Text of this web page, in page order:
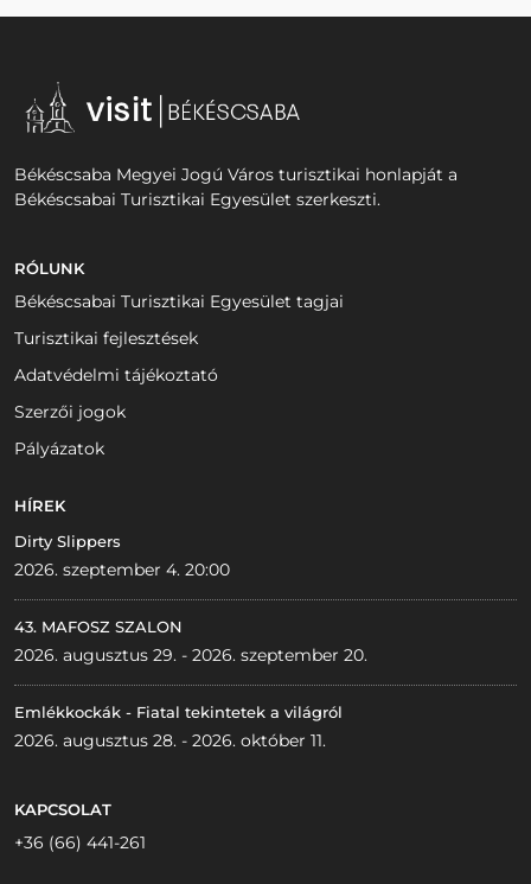
Békéscsaba Megyei Jogú Város turisztikai honlapját a
Békéscsabai Turisztikai Egyesület szerkeszti.
RÓLUNK
Békéscsabai Turisztikai Egyesület tagjai
Turisztikai fejlesztések
Adatvédelmi tájékoztató
Szerzői jogok
Pályázatok
HÍREK
Dirty Slippers
2026. szeptember 4. 20:00
43. MAFOSZ SZALON
2026. augusztus 29. - 2026. szeptember 20.
Emlékkockák - Fiatal tekintetek a világról
2026. augusztus 28. - 2026. október 11.
KAPCSOLAT
+36 (66) 441-261